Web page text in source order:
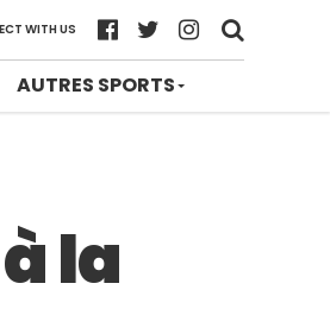
WITH US
AUTRES SPORTS
la